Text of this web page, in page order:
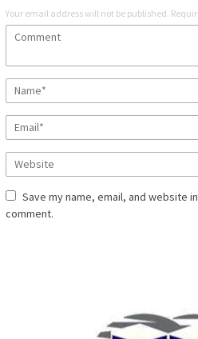
Your email address will not be published.
Save my name, email, and website
comment.